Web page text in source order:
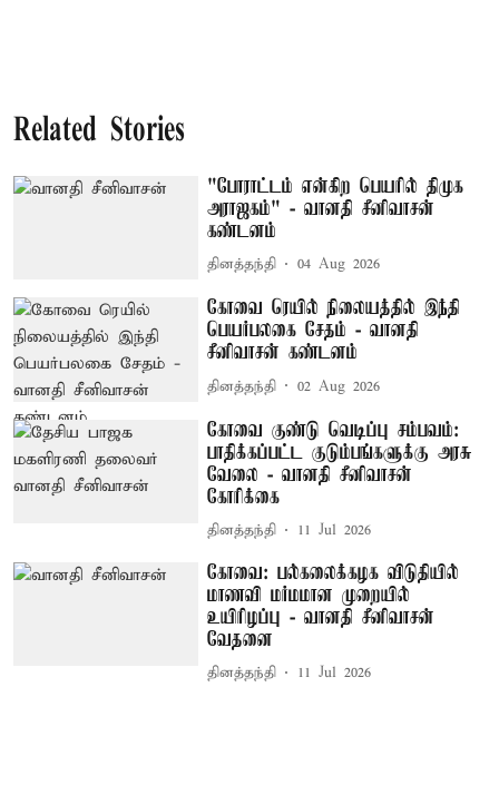
Related Stories
"போராட்டம் என்கிற பெயரில் திமுக
அராஜகம்" - வானதி சீனிவாசன்
கண்டனம்
தினத்தந்தி 04 Aug 2026
கோவை ரெயில் நிலையத்தில் இந்தி
பெயர்பலகை சேதம் - வானதி
சீனிவாசன் கண்டனம்
தினத்தந்தி 02 Aug 2026
கோவை குண்டு வெடிப்பு சம்பவம்:
பாதிக்கப்பட்ட குடும்பங்களுக்கு அரசு
வேலை - வானதி சீனிவாசன்
கோரிக்கை
தினத்தந்தி 11 Jul 2026
கோவை: பல்கலைக்கழக விடுதியில்
மாணவி மர்மமான முறையில்
உயிரிழப்பு - வானதி சீனிவாசன்
வேதனை
தினத்தந்தி 11 Jul 2026